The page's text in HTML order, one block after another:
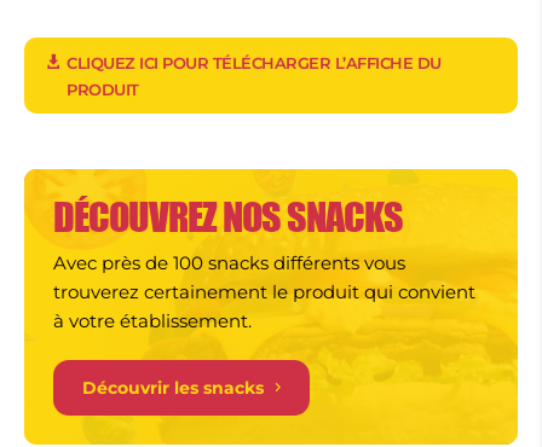
CLIQUEZ ICI POUR TÉLÉCHARGER L’AFFICHE DU
PRODUIT
DÉCOUVREZ NOS SNACKS
Avec près de 100 snacks différents vous
trouverez certainement le produit qui convient
à votre établissement.
Découvrir les snacks